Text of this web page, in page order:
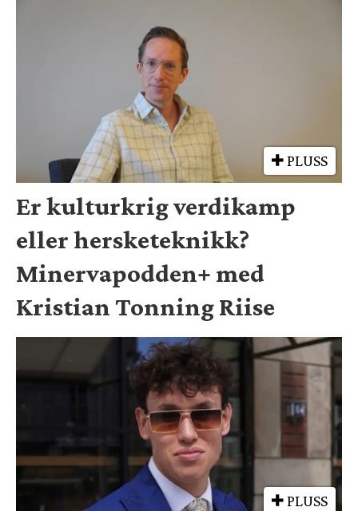
PLUSS
Er kulturkrig verdikamp
eller hersketeknikk?
Minervapodden+ med
Kristian Tonning Riise
PLUSS